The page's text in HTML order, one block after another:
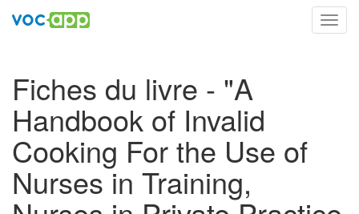
Fiches du livre - "A
Handbook of Invalid
Cooking For the Use of
Nurses in Training,